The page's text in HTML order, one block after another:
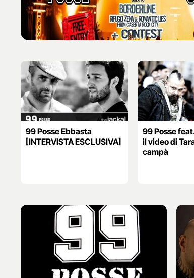
99 Posse Ebbasta
[INTERVISTA ESCLUSIVA]
99 Posse
il video di
campà